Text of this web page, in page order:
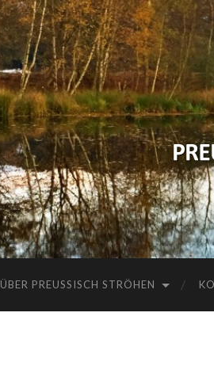
ÜBER PREUSSISCH STRÖHEN